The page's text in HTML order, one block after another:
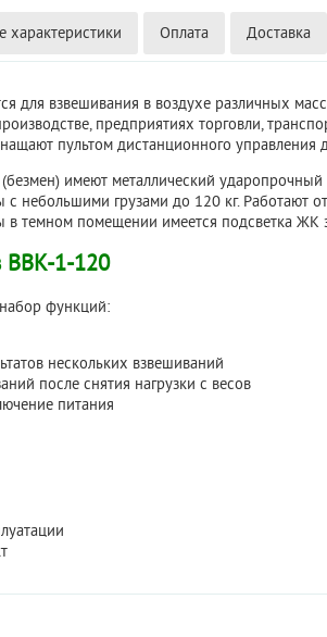
характеристики Оплата Доставка
для взвешивания в воздухе различных
предприятиях торговли,
пультом дистанционного управления
имеют металлический
с небольшими грузами до 120 кг. Работают
в темном помещении имеется подсветка ЖК
ВВК-1-120
функций:
нескольких взвешиваний
после снятия нагрузки с весов
питания